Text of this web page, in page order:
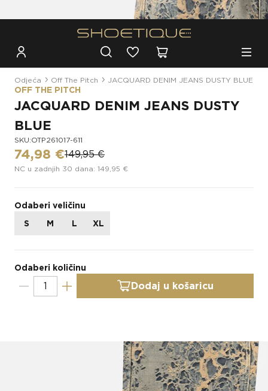
Besplatna dostava za narudžbe iznad 100€
Odjeća Off The Pitch JACQUARD DENIM JEANS DUSTY BLUE
OFF THE PITCH
JACQUARD DENIM JEANS DUSTY
BLUE
SKU:OTP261017-611
74,98 €149,95 €
NC u zadnjih 30 dana: 149,95 €
Odaberi veličinu
S
M L XL
Odaberi količinu
Dodaj u košaricu
Slični proizvodi